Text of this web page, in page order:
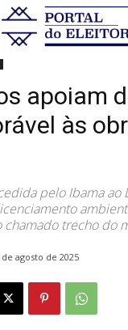
Deputados apoiam decisão
apoiam
às
pelo Ibama ao
chamado trecho do
de agosto de 2025